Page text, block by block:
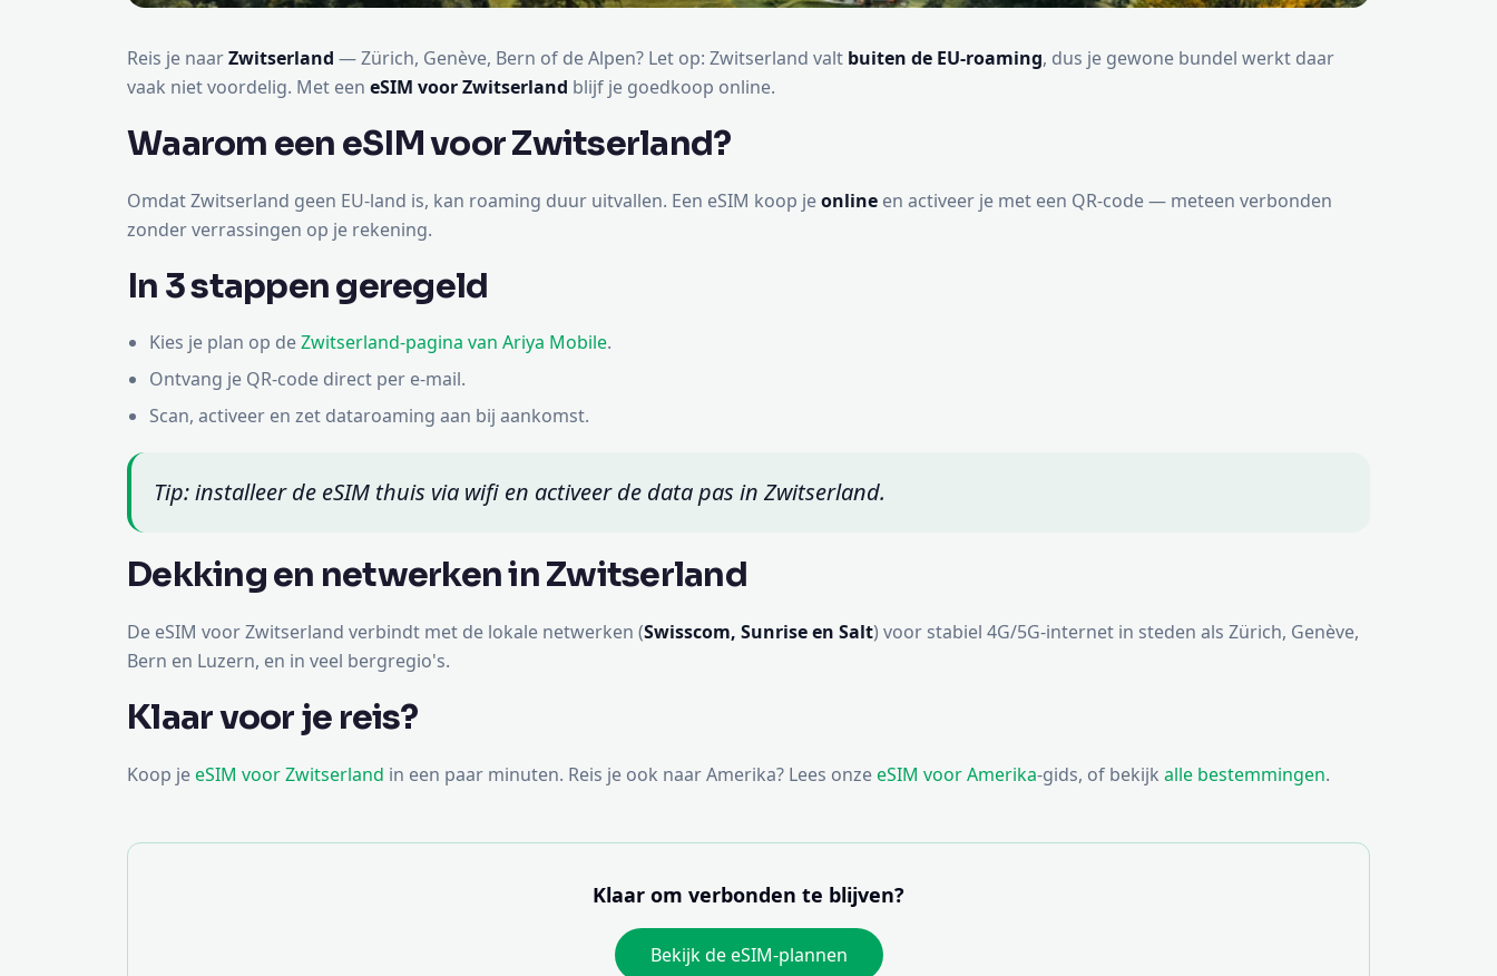
Reis je naarZwitserland — Zürich, Genève, Bern of de Alpen? Let op: Zwitserland valt buiten de EU-roaming, dus je gewone bundel werkt daar
vaak niet voordelig. Met een eSIM voor Zwitserland blijf je goedkoop online.
Waarom een eSIM voor Zwitserland?
Omdat Zwitserland geen EU-land is, kan roaming duur uitvallen. Een eSIM koop jeonline en activeer je met een QR-code — meteen verbonden
zonder verrassingen op je rekening.
In 3 stappen geregeld
Kies je plan op deZwitserland-pagina van Ariya Mobile.
Ontvang je QR-code direct per e-mail.
Scan, activeer en zet dataroaming aan bij aankomst.
Tip: installeer de eSIM thuis via wifi en activeer de data pas in Zwitserland.
Dekking en netwerken in Zwitserland
De eSIM voor Zwitserland verbindt met de lokale netwerken (Swisscom, Sunrise en Salt) voor stabiel 4G/5G-internet in steden als Zürich, Genève,
Bern en Luzern, en in veel bergregio's.
Klaar voor je reis?
Koop jeeSIM voor Zwitserland in een paar minuten. Reis je ook naar Amerika? Lees onzeeSIM voor Amerika-gids, of bekijk alle bestemmingen.
Klaar om verbonden te blijven?
Bekijk de eSIM-plannen